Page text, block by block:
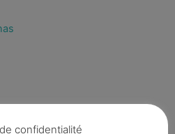
confidentialité